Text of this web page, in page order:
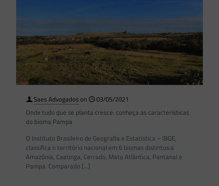
Saes Advogadoson
03/05/2021
Onde tudo que se planta cresce: conheça as características
do bioma Pampa
O Instituto Brasileiro de Geografia e Estatística – IBGE,
classifica o território nacional em 6 biomas distintos:a
Amazônia, Caatinga, Cerrado, Mata Atlântica, Pantanal e
Pampa. Comparado […]